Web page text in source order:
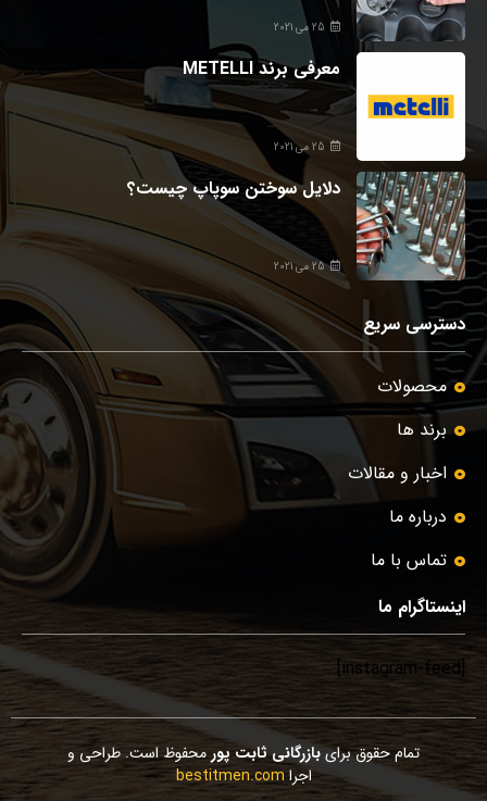
25 می 2021
معرفی برند METELLI
25 می 2021
دلایل سوختن سوپاپ چیست؟
25 می 2021
دسترسی سریع
محصولات
برند ها
اخبار و مقالات
درباره ما
تماس با ما
اینستاگرام ما
[instagram-feed]
تمام حقوق برایبازرگانی ثابت پورمحفوظ است. طراحی و
اجرا bestitmen.com